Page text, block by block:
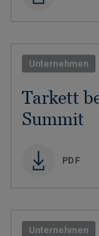
Unternehmen
Tarkett
Summit
PDF
Unternehmen